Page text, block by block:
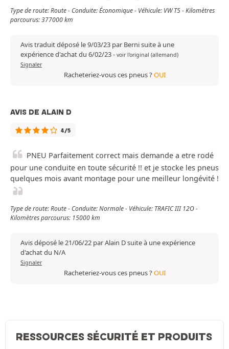
Type de route: Route - Conduite: Économique - Véhicule: VW T5 - Kilomètres
parcourus: 377000 km
Avis traduit déposé le 9/03/23 par Berni suite à une
expérience d'achat du 6/02/23- voir l'original (allemand)
Signaler
Racheteriez-vous ces pneus ?OUI
AVIS DE ALAIN D
4/5
PNEU Parfaitement correct mais demande a etre rodé
pour une conduite en toute sécurité !! et je stocke les pneus
quelques mois avant montage pour une meilleur longévité !
Type de route: Route - Conduite: Normale - Véhicule: TRAFIC III 12O -
Kilomètres parcourus: 15000 km
Avis déposé le 21/06/22 par Alain D suite à une expérience
d'achat du N/A
Signaler
Racheteriez-vous ces pneus ?OUI
RESSOURCES SÉCURITÉ ET PRODUITS